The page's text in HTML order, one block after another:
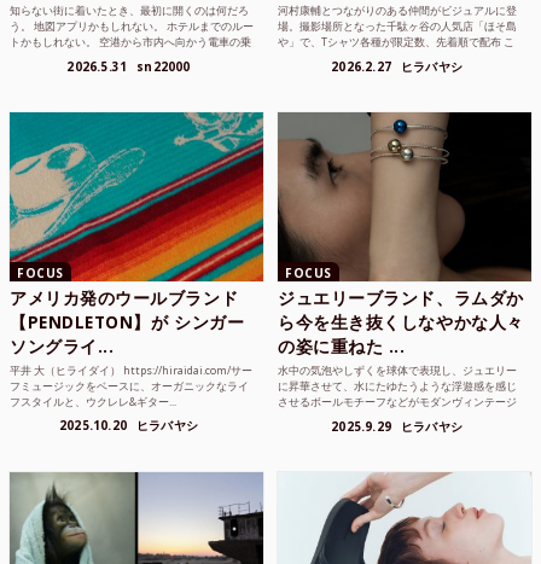
知らない街に着いたとき、最初に開くのは何だろ
う。 地図アプリかもしれない。 ホテルまでのルー
トかもしれない。 空港から市内へ向かう電車の乗
2026.5.31 sn22000
河村康輔とつながりのある仲間がビジュアルに登
場。撮影場所となった千駄ヶ谷の人気店「ほそ島
や」で、Tシャツ各種が限定数、先着順で配布 こ
2026.2.27 ヒラバヤシ
FOCUS
アメリカ発のウールブランド
【PENDLETON】が シンガー
ソングライ...
平井 大（ヒライダイ） https://hiraidai.com/サー
フミュージックをベースに、オーガニックなライ
フスタイルと、ウクレレ&ギター...
2025.10.20 ヒラバヤシ
FOCUS
ジュエリーブランド、ラムダか
ら今を生き抜くしなやかな人々
の姿に重ねた ...
水中の気泡やしずくを球体で表現し、ジュエリー
に昇華させて、水にたゆたうような浮遊感を感じ
させるボールモチーフなどがモダンヴィンテージ
2025.9.29 ヒラバヤシ